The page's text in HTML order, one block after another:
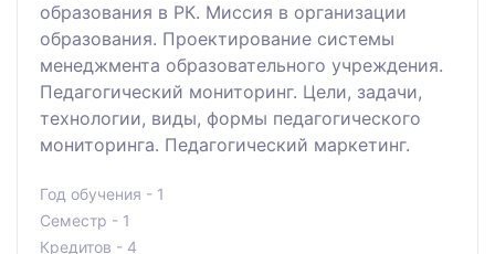
образования в РК. Миссия в организации
образования. Проектирование системы
менеджмента образовательного учреждения.
Педагогический мониторинг. Цели, задачи,
технологии, виды, формы педагогического
мониторинга. Педагогический маркетинг.
Год обучения - 1
Семестр - 1
Кредитов - 4